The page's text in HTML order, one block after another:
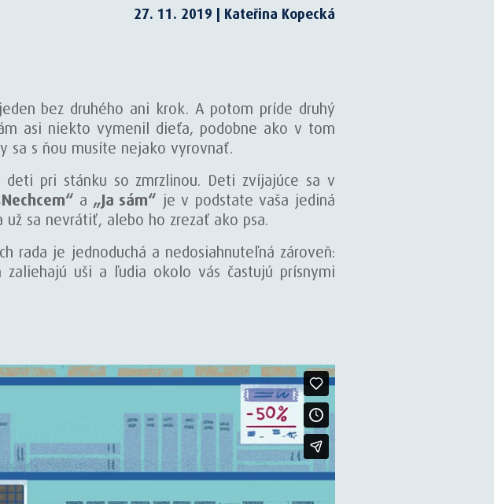
27. 11. 2019 | Kateřina Kopecká
bez druhého ani krok. A potom príde druhý
asi niekto vymenil dieťa, podobne ako v tom
sa s ňou musíte nejako vyrovnať.
pri stánku so zmrzlinou. Deti zvíjajúce sa v
a „Ja sám“ je v podstate vaša jediná
sa nevrátiť, alebo ho zrezať ako psa.
rada je jednoduchá a nedosiahnuteľná zároveň:
uši a ľudia okolo vás častujú prísnymi